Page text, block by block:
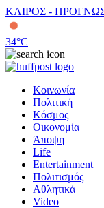
ΚΑΙΡΟΣ -
34°C
Κοινωνία
Πολιτική
Κόσμος
Οικονομία
Άποψη
Life
Entertainment
Πολιτισμός
Αθλητικά
Video